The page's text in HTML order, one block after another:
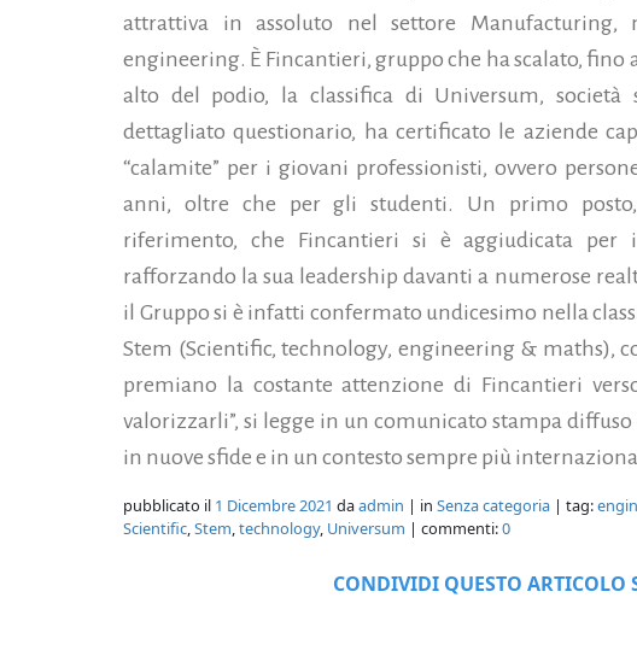
attrattiva in assoluto nel settore Manufacturing,
engineering. È Fincantieri, gruppo che ha scalato,
alto del podio, la classifica di Universum, società
dettagliato questionario, ha certificato le aziende
“calamite” per i giovani professionisti, ovvero
anni, oltre che per gli studenti. Un primo
riferimento, che Fincantieri si è aggiudicata per
rafforzando la sua leadership davanti a numerose
il Gruppo si è infatti confermato undicesimo nella
Stem (Scientific, technology, engineering & maths),
premiano la costante attenzione di Fincantieri
valorizzarli”, si legge in un comunicato stampa
in nuove sfide e in un contesto sempre più
pubblicato il 1 Dicembre 2021 daadmin | in Senza categoria | tag:
Scientific,Stem,technology, Universum | commenti:0
CONDIVIDI QUESTO ARTICOLO